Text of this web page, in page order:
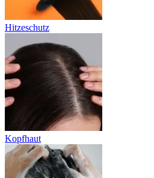
Hitzeschutz
Kopfhaut